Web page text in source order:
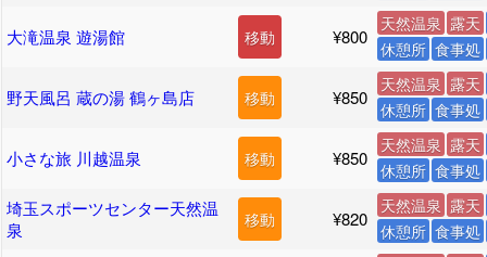
大滝温泉 遊湯館 移動 ¥800
天然温泉 露天
休憩所 食事処
野天風呂 蔵の湯 鶴ヶ島店 移動 ¥850
天然温泉 露天
休憩所 食事処
小さな旅 川越温泉 移動 ¥850
天然温泉 露天
休憩所 食事処
埼玉スポーツセンター天然温
泉
移動 ¥820
天然温泉 露天
休憩所 食事処